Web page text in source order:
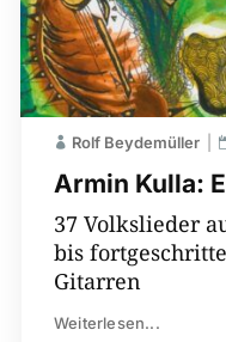
Armin Kulla:
Rolf Beydemüller
37 Volkslieder
bis
Gitarren
Weiterlesen...